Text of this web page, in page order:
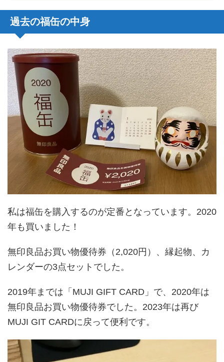
過去の福缶の中身
私は福缶を購入するのが定番となっています。2020
年も買いました！
無印良品お買い物優待券（2,020円）、縁起物、カ
レンダーの3点セットでした。
2019年までは「MUJI GIFT CARD」で、2020年は
無印良品お買い物優待券でした。2023年は再び
MUJI GIT CARDに戻って便利です。